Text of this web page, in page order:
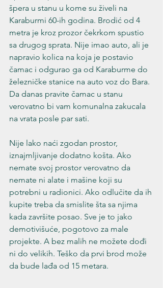
špera u stanu u kome su živeli na
Karaburmi 60-ih godina. Brodić od 4
metra je kroz prozor čekrkom spustio
sa drugog sprata. Nije imao auto, ali je
napravio kolica na koja je postavio
čamac i odgurao ga od Karaburme do
železničke stanice na auto voz do Bara.
Da danas pravite čamac u stanu
verovatno bi vam komunalna zakucala
na vrata posle par sati.
Nije lako naći zgodan prostor,
iznajmljivanje dodatno košta. Ako
nemate svoj prostor verovatno da
nemate ni alate i mašine koji su
potrebni u radionici. Ako odlučite da ih
kupite treba da smislite šta sa njima
kada završite posao. Sve je to jako
demotivišuće, pogotovo za male
projekte. A bez malih ne možete dođi
ni do velikih. Teško da prvi brod može
da bude lađa od 15 metara.